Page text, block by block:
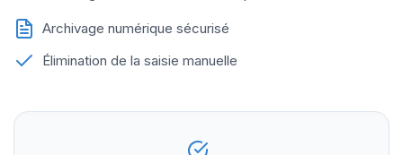
Archivage numérique sécurisé
Élimination de la saisie manuelle